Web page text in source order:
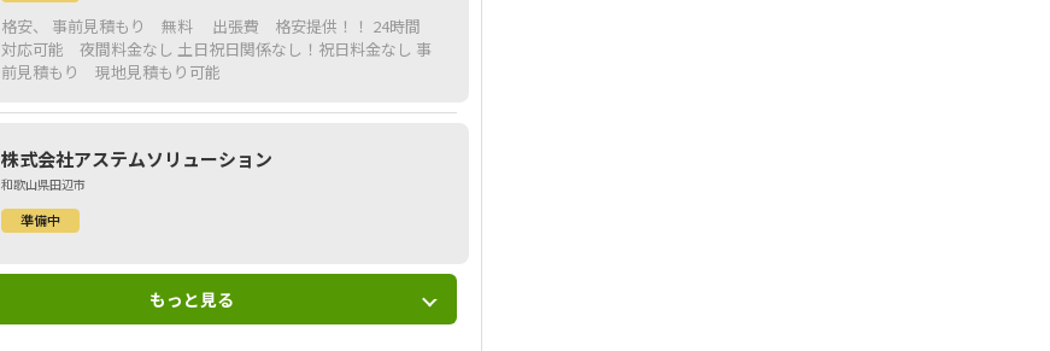
格安、 事前見積もり 無料 出張費 格安提供！！ 24時間
対応可能 夜間料金なし 土日祝日関係なし！祝日料金なし 事
前見積もり 現地見積もり可能
株式会社アステムソリューション
和歌山県田辺市
準備中
もっと見る